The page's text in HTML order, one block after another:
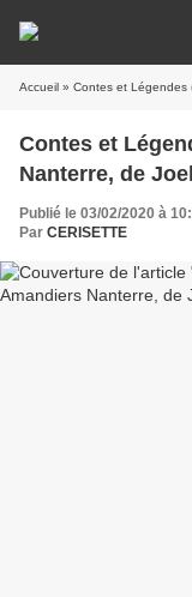
Accueil » Contes et Légendes
Contes et
Nanterre, de
Publié le 03/02/2020 à
Par CERISETTE